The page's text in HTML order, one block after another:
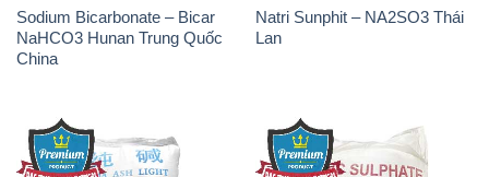
Sodium Bicarbonate – Bicar
NaHCO3 Hunan Trung Quốc
China
Natri Sunphit – NA2SO3 Thái
Lan